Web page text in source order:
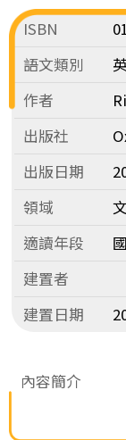
ISBN
語文類別
作者
出版社
出版日期
領域
適讀年段
建置者
建置日期
內容簡介